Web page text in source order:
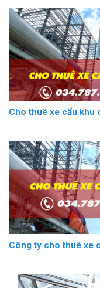
Cho thuê xe cẩu khu
Công ty cho thuê xe